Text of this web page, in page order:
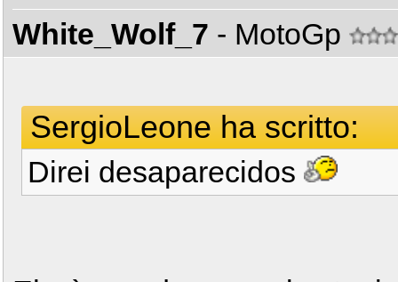
White_Wolf_7 - MotoGp
SergioLeone ha scritto:
Direi desaparecidos